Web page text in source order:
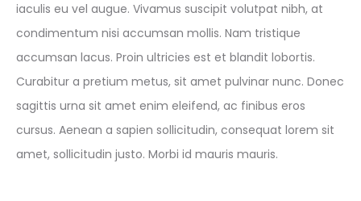
iaculis eu vel augue. Vivamus suscipit volutpat nibh, at
condimentum nisi accumsan mollis. Nam tristique
accumsan lacus. Proin ultricies est et blandit lobortis.
Curabitur a pretium metus, sit amet pulvinar nunc. Donec
sagittis urna sit amet enim eleifend, ac finibus eros
cursus. Aenean a sapien sollicitudin, consequat lorem sit
amet, sollicitudin justo. Morbi id mauris mauris.